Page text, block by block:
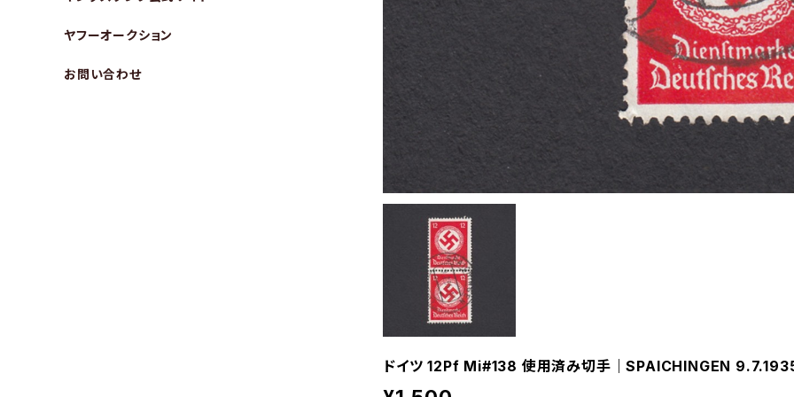
ドイツ 12Pf Mi#138 使用済み切手｜SPAICHINGEN
ヤフーオークション
お問い合わせ